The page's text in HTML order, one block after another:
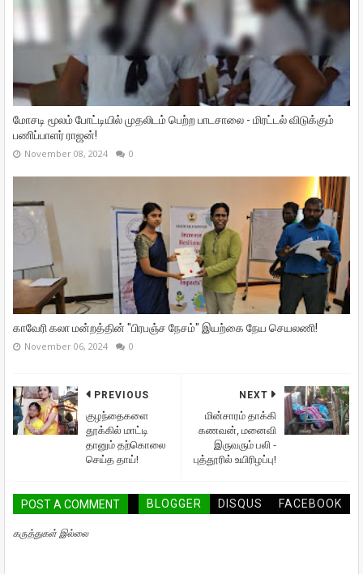
மோசடி மூலம் போட்டியில் முதலிடம் பெற்ற பாடசாலை - மிரட்டல் விடுக்கும்
பணிப்பாளர் ராஜன்!
November 08, 2024 0
காவேரி கலா மன்றத்தின் "பிரபஞ்ச நேசம்" இயற்கை நேய செயலணி!
November 06, 2024 0
NEXT
மின்சாரம் தாக்கி
கணவன், மனைவி
இருவரும் பலி -
புத்தூரில் உயிரிழப்பு!
PREVIOUS
குழந்தைகளை
தூக்கில் மாட்டி
தானும் தற்கொலை
செய்த தாய்!
POST A COMMENT BLOGGER DISQUS FACEBOOK
கருத்துகள் இல்லை